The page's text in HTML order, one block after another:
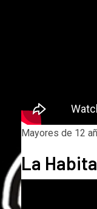
Mayores de 12
La